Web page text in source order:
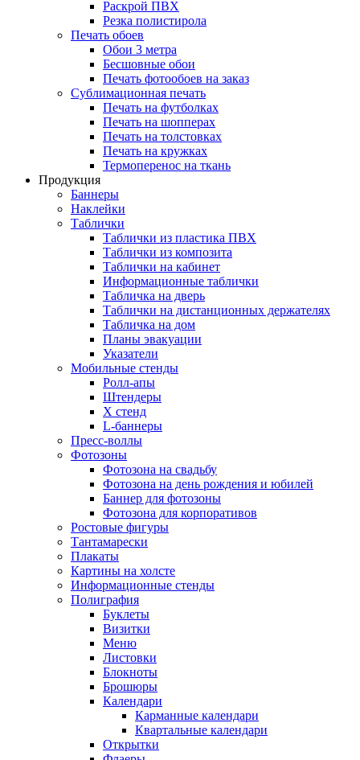
Раскрой ПВХ
Резка полистирола
Печать обоев
Обои 3 метра
Бесшовные обои
Печать фотообоев на заказ
Сублимационная печать
Печать на футболках
Печать на шопперах
Печать на толстовках
Печать на кружках
Термоперенос на ткань
Продукция
Баннеры
Наклейки
Таблички
Таблички из пластика ПВХ
Таблички из композита
Таблички на кабинет
Информационные таблички
Табличка на дверь
Таблички на дистанционных держателях
Табличка на дом
Планы эвакуации
Указатели
Мобильные стенды
Ролл-апы
Штендеры
Х стенд
L-баннеры
Пресс-воллы
Фотозоны
Фотозона на свадьбу
Фотозона на день рождения и юбилей
Баннер для фотозоны
Фотозона для корпоративов
Ростовые фигуры
Тантамарески
Плакаты
Картины на холсте
Информационные стенды
Полиграфия
Буклеты
Визитки
Меню
Листовки
Блокноты
Брошюры
Календари
Карманные календари
Квартальные календари
Открытки